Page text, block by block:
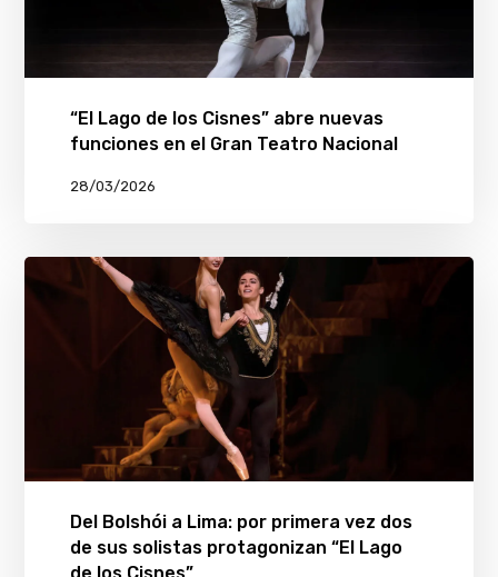
“El Lago de los Cisnes” abre nuevas
funciones en el Gran Teatro Nacional
28/03/2026
Del Bolshói a Lima: por primera vez dos
de sus solistas protagonizan “El Lago
de los Cisnes”